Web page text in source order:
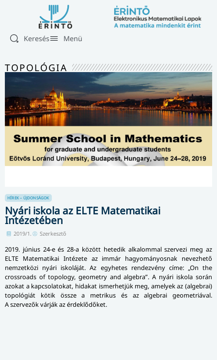
Keresés Menü
TOPOLÓGIA
HÍREK – ÚJDONSÁGOK
Nyári iskola az ELTE Matematikai
Intézetében
2019/1. Szerkesztő
2019. június 24-e és 28-a között hetedik alkalommal szervezi meg az
ELTE Matematikai Intézete az immár hagyományosnak nevezhető
nemzetközi nyári iskoláját. Az egyhetes rendezvény címe: „On the
crossroads of topology, geometry and algebra”. A nyári iskola során
azokat a kapcsolatokat, hidakat ismerhetjük meg, amelyek az (algebrai)
topológiát kötik össze a metrikus és az algebrai geometriával.
A szervezők várják az érdeklődőket.